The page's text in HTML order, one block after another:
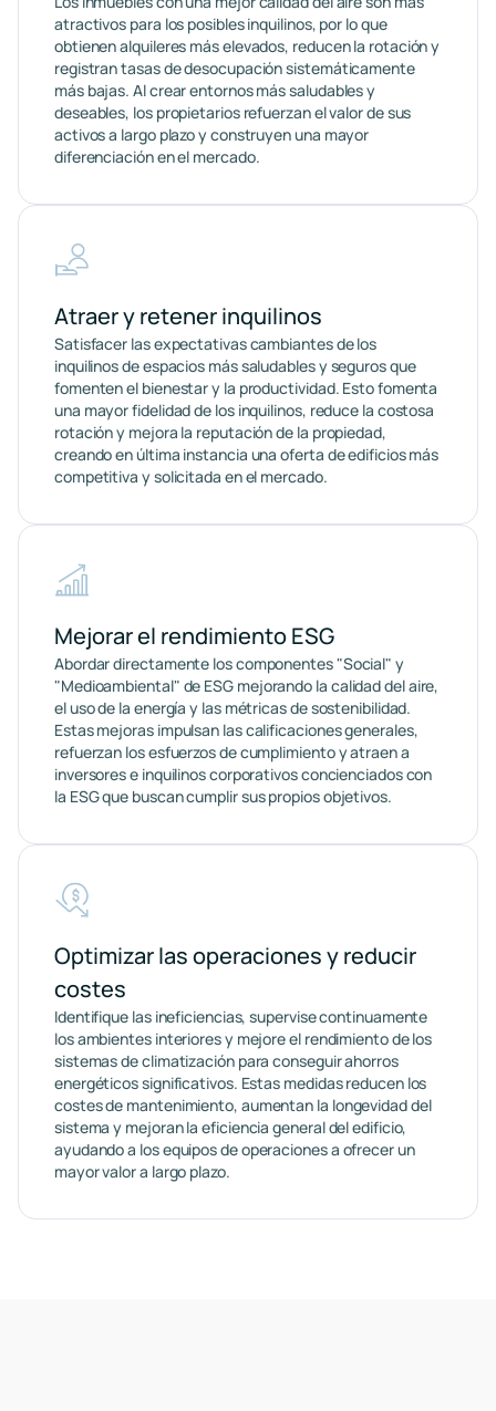
atractivos para los posibles inquilinos, por lo que
obtienen alquileres más elevados, reducen la rotación y
registran tasas de desocupación sistemáticamente
más bajas. Al crear entornos más saludables y
deseables, los propietarios refuerzan el valor de sus
activos a largo plazo y construyen una mayor
diferenciación en el mercado.
Atraer y retener inquilinos
Satisfacer las expectativas cambiantes de los
inquilinos de espacios más saludables y seguros que
fomenten el bienestar y la productividad. Esto fomenta
una mayor fidelidad de los inquilinos, reduce la costosa
rotación y mejora la reputación de la propiedad,
creando en última instancia una oferta de edificios más
competitiva y solicitada en el mercado.
Mejorar el rendimiento ESG
Abordar directamente los componentes "Social" y
"Medioambiental" de ESG mejorando la calidad del aire,
el uso de la energía y las métricas de sostenibilidad.
Estas mejoras impulsan las calificaciones generales,
refuerzan los esfuerzos de cumplimiento y atraen a
inversores e inquilinos corporativos concienciados con
la ESG que buscan cumplir sus propios objetivos.
Optimizar las operaciones y reducir
costes
Identifique las ineficiencias, supervise continuamente
los ambientes interiores y mejore el rendimiento de los
sistemas de climatización para conseguir ahorros
energéticos significativos. Estas medidas reducen los
costes de mantenimiento, aumentan la longevidad del
sistema y mejoran la eficiencia general del edificio,
ayudando a los equipos de operaciones a ofrecer un
mayor valor a largo plazo.